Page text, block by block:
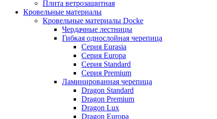
Плита ветрозащитная
Кровельные материалы
Кровельные материалы Docke
Чердачные лестницы
Гибкая однослойная черепица
Серия Eurasia
Серия Europa
Серия Standard
Серия Premium
Ламинированная черепица
Dragon Standard
Dragon Premium
Dragon Lux
Dragon Europa